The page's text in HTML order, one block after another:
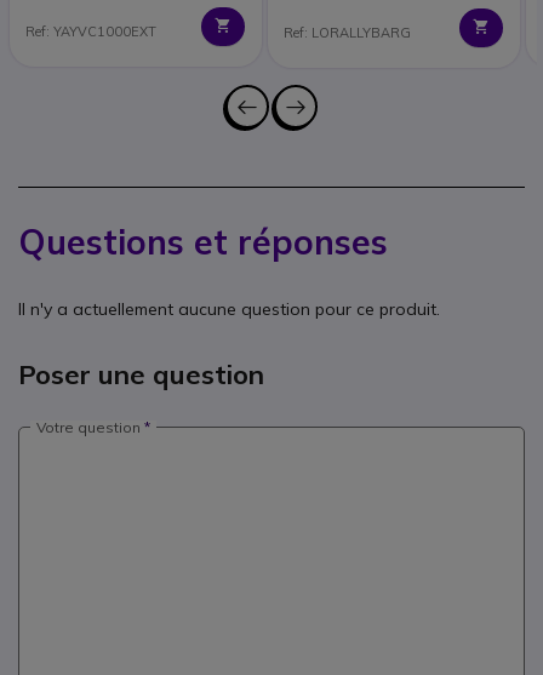
Ref: YAYVC1000EXT Ref: LORALLYBARG
Questions et réponses
Il n'y a actuellement aucune question pour ce produit.
Poser une question
Votre question